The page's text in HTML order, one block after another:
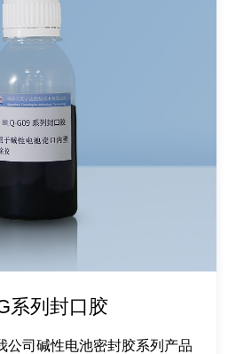
系列封口胶
公司碱性电池密封胶系列产品